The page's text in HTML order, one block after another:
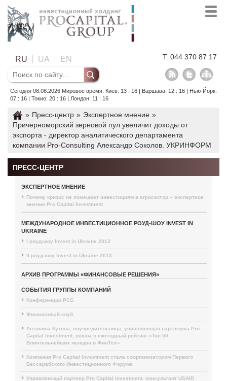
RU UA EN T: 044 370 87 17
Сегодня 08.08.2026 Мировое время: Киев: 13 : 16 | Варшава: 12 : 16 | Нью-Йорк:
07 : 16 | Токио: 20 : 16 | Лондон: 11 : 16
» Пресс-центр » Экспертное мнение »
Причерноморский зерновой пул увеличит доходы от
экспорта - директор аналитического департамента
компании Pro-Consulting Александр Соколов. УКРИНФОРМ
ПРЕСС-ЦЕНТР
ЭКСПЕРТНОЕ МНЕНИЕ
Почему кризис не помешает инвестициям в агросектор – экспертное
мнение Pro Capital Investment
МЕЖДУНАРОДНОЕ ИНВЕСТИЦИОННОЕ РОУД-ШОУ INVEST IN
UKRAINE
I роуд-шоу Invest in Ukraine 2013
II роуд-шоу Invest in Ukraine 2013
АРХИВ ПРОГРАММЫ «ФИНАНСОВЫЕ РЕШЕНИЯ»
СОБЫТИЯ ГРУППЫ КОМПАНИЙ
Конференции PCG
Финансовый клуб
Антонина Кутова, соучредительница, управляющая партнерша Pro
Capital Investment, вошла в ежегодный рейтинг «Топ 50
Влиятельнейших женщин в ФинТех»
Компания Pro Capital Investment стала соорганизатором Первого
Бессарабского Инвестиционного Форума
Управляющий партнер Pro Capital Investment, консультант USAID